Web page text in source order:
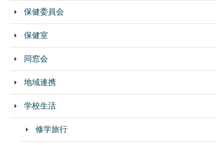
保健委員会
保健室
同窓会
地域連携
学校生活
修学旅行